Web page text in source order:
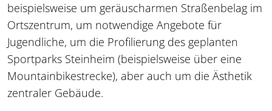
beispielsweise um geräuscharmen Straßenbelag im
Ortszentrum, um notwendige Angebote für
Jugendliche, um die Profilierung des geplanten
Sportparks Steinheim (beispielsweise über eine
Mountainbikestrecke), aber auch um die Ästhetik
zentraler Gebäude.